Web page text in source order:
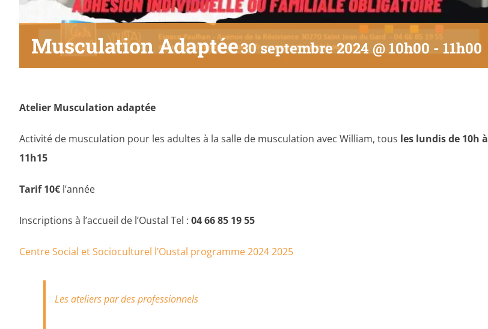
Musculation Adaptée30 septembre 2024 @ 10h00 -11h00
Atelier Musculation adaptée
Activité de musculation pour les adultes à la salle de musculation avec William, tous les lundis de 10h à
11h15
Tarif 10€ l’année
Inscriptions à l’accueil de l’Oustal Tel : 04 66 85 19 55
Centre Social et Socioculturel l’Oustal programme 2024 2025
Les ateliers par des professionnels